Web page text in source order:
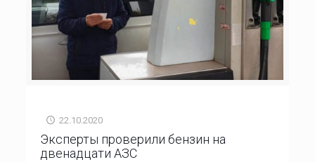
22.10.2020
Эксперты проверили бензин на
двенадцати АЗС